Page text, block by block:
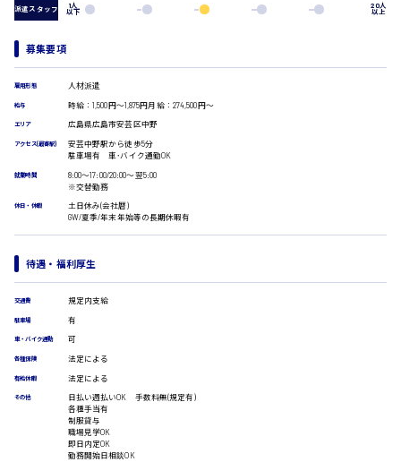
オフィスワーク系
データ入力
コールセンターオペレーター
一般事務
営業事務
受付事務
医療事務
翻訳、通訳
IT・クリエイティブ系
DTPオペレーター
プログラマー
カスタマーエンジニア
広島市西区
広島市安佐南区
広島市安芸区
時給1400円～
時給制すべて
派遣スタッフ 1人
以下
20人
以上
募集要項
雇用形態 人材派遣
給与 時給：1,500円～1,875円月給：274,500円～
エリア 広島県広島市安芸区中野
アクセス(最寄駅)
安芸中野駅から徒歩5分
駐車場有 車･バイク通勤OK
就業時間
8:00〜17:00/20:00〜翌5:00
※交替勤務
休日・休暇
土日休み(会社暦)
GW/夏季/年末年始等の長期休暇有
待遇・福利厚生
交通費 規定内支給
駐車場 有
車・バイク通勤 可
各種保険 法定による
有給休暇 法定による
その他
日払い週払いOK 手数料無(規定有)
各種手当有
制服貸与
職場見学OK
即日内定OK
勤務開始日相談OK